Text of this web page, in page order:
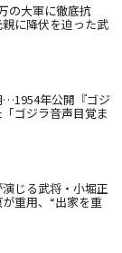
の大軍に徹底抗
に降伏を迫った武
年公開『ゴジ
ゴジラ音声目覚ま
演じる武将・小堀正
重用、“出家を重